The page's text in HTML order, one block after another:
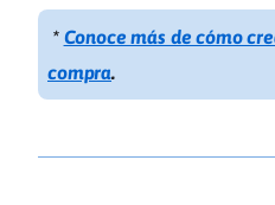
* Conoce más de cómo
compra.